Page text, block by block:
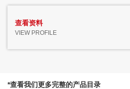
查看资料
VIEW PROFILE
*查看我们更多完整的产品目录